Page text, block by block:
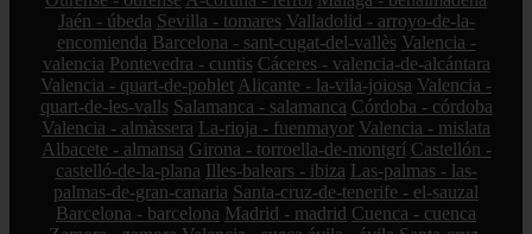
Jaén - úbeda Sevilla - tomares Valladolid - arroyo-de-la-
encomienda Barcelona - sant-cugat-del-vallès Valencia -
valencia Pontevedra - cuntis Cáceres - valencia-de-alcántara
Valencia - quart-de-poblet Alicante - la-vila-joiosa Valencia -
quart-de-les-valls Salamanca - salamanca Córdoba - córdoba
Valencia - almàssera La-rioja - fuenmayor Valencia - mislata
Albacete - almansa Girona - torroella-de-montgrí Castellón -
castelló-de-la-plana Illes-balears - ibiza Las-palmas - las-
palmas-de-gran-canaria Santa-cruz-de-tenerife - el-sauzal
Barcelona - barcelona Madrid - madrid Cuenca - cuenca